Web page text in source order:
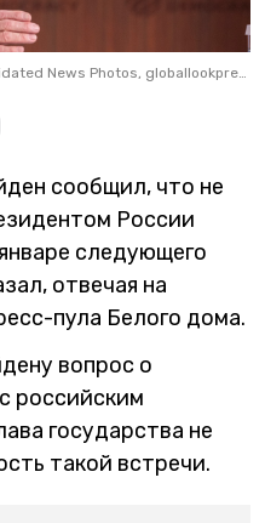
News Photos, globallookpress
сообщил, что не
России
следующего
отвечая на
пула Белого дома.
вопрос о
российским
государства не
такой встречи.